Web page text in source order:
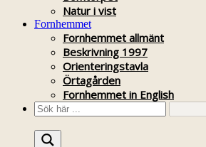
Natur i vist
Fornhemmet
Fornhemmet allmänt
Beskrivning 1997
Orienteringstavla
Örtagården
Fornhemmet in English